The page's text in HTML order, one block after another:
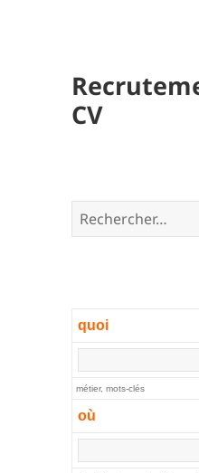
CV
Rechercher :
quoi
métier, mots-clés
où